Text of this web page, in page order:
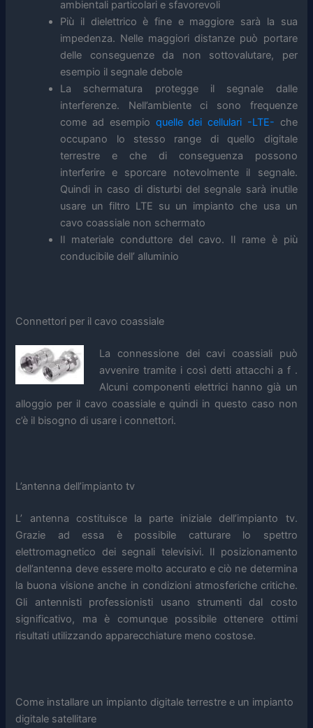
ambientali particolari e sfavorevoli
Più il dielettrico è fine e maggiore sarà la sua
impedenza. Nelle maggiori distanze può portare
delle conseguenze da non sottovalutare, per
esempio il segnale debole
La schermatura protegge il segnale dalle
interferenze. Nell’ambiente ci sono frequenze
come ad esempio quelle dei cellulari -LTE- che
occupano lo stesso range di quello digitale
terrestre e che di conseguenza possono
interferire e sporcare notevolmente il segnale.
Quindi in caso di disturbi del segnale sarà inutile
usare un filtro LTE su un impianto che usa un
cavo coassiale non schermato
Il materiale conduttore del cavo. Il rame è più
conducibile dell’ alluminio
Connettori per il cavo coassiale
La connessione dei cavi coassiali può
avvenire tramite i così detti attacchi a f .
Alcuni componenti elettrici hanno già un
alloggio per il cavo coassiale e quindi in questo caso non
c’è il bisogno di usare i connettori.
L’antenna dell’impianto tv
L’ antenna costituisce la parte iniziale dell’impianto tv.
Grazie ad essa è possibile catturare lo spettro
elettromagnetico dei segnali televisivi. Il posizionamento
dell’antenna deve essere molto accurato e ciò ne determina
la buona visione anche in condizioni atmosferiche critiche.
Gli antennisti professionisti usano strumenti dal costo
significativo, ma è comunque possibile ottenere ottimi
risultati utilizzando apparecchiature meno costose.
Come installare un impianto digitale terrestre e un impianto
digitale satellitare